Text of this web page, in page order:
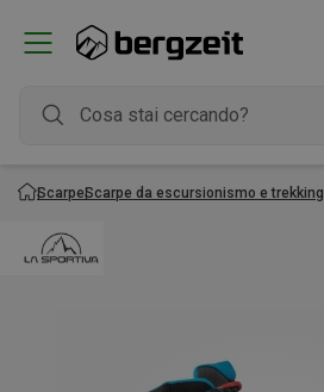
ScarpeScarpe da escursionismo e trekking